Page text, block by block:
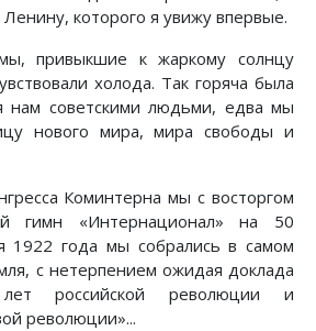
которого я увижу впервые.
привыкшие к жаркому солнцу
холода. Так горяча была
нам советскими людьми, едва мы
нового мира, мира свободы и
Коминтерна мы с восторгом
гимн «Интернационал» на 50
1922 года мы собрались в самом
с нетерпением ожидая доклада
российской революции и
революции»...